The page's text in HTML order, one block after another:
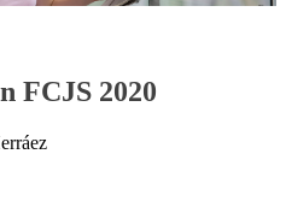
FCJS 2020